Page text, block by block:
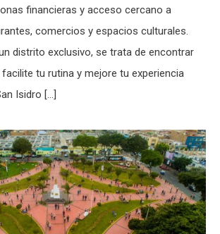
financieras y acceso cercano a
comercios y espacios culturales.
distrito exclusivo, se trata de encontrar
tu rutina y mejore tu experiencia
Isidro […]